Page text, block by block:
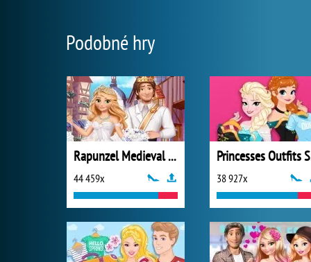
Podobné hry
Rapunzel Medieval Wedding
44 459x 38 927x